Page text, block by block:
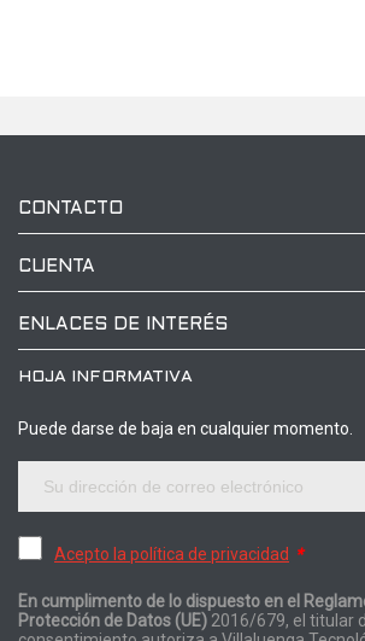
CONTACTO
CUENTA
ENLACES DE INTERÉS
HOJA INFORMATIVA
Puede darse de baja en cualquier momento.
Acepto la política de privacidad *
En cumplimento de lo dispuesto en el
Protección de Datos (UE) 2016/679, el titular